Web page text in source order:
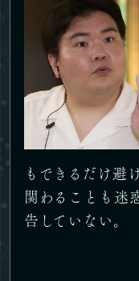
もできるだけ避
関わることも迷
告していない。